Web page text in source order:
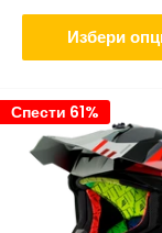
Избери
Спести 61%